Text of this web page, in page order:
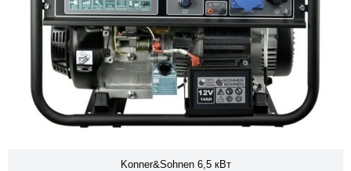
Konner&Sohnen 6,5 кВт